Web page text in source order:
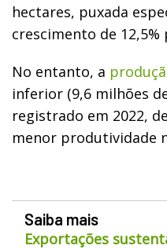
hectares, puxada
crescimento de
No entanto, a
inferior (9,6 milhões
registrado em 2022,
menor produtividade
Saiba mais
Exportações